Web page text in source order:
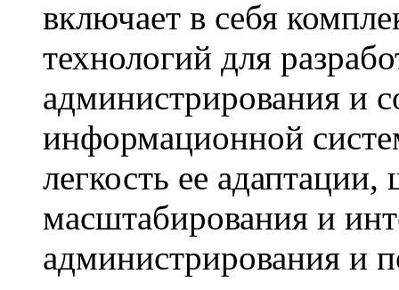
включает в себя
технологий для
администрирования и
информационной
легкость ее
масштабирования и
администрирования и